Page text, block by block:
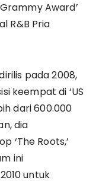
Award’
R&B Pria
pada 2008,
keempat di ‘US
dari 600.000
dia
‘The Roots,’
ini
untuk